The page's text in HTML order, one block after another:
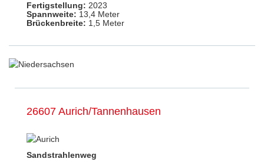
Fertigstellung: 2023
Spannweite: 13,4 Meter
Brückenbreite: 1,5 Meter
26607 Aurich/Tannenhausen
Sandstrahlenweg